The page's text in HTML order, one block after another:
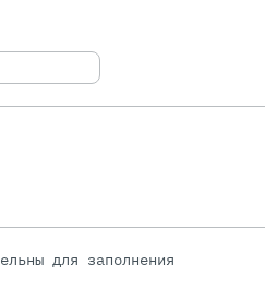
для заполнения